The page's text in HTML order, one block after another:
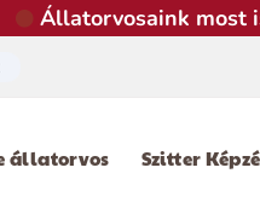
Állatorvosaink most
állatorvos Szitter